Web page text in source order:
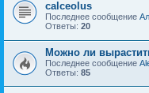
calceolus
Последнее сообщение
Ответы: 20
Можно ли
Последнее сообщение
Ответы: 85